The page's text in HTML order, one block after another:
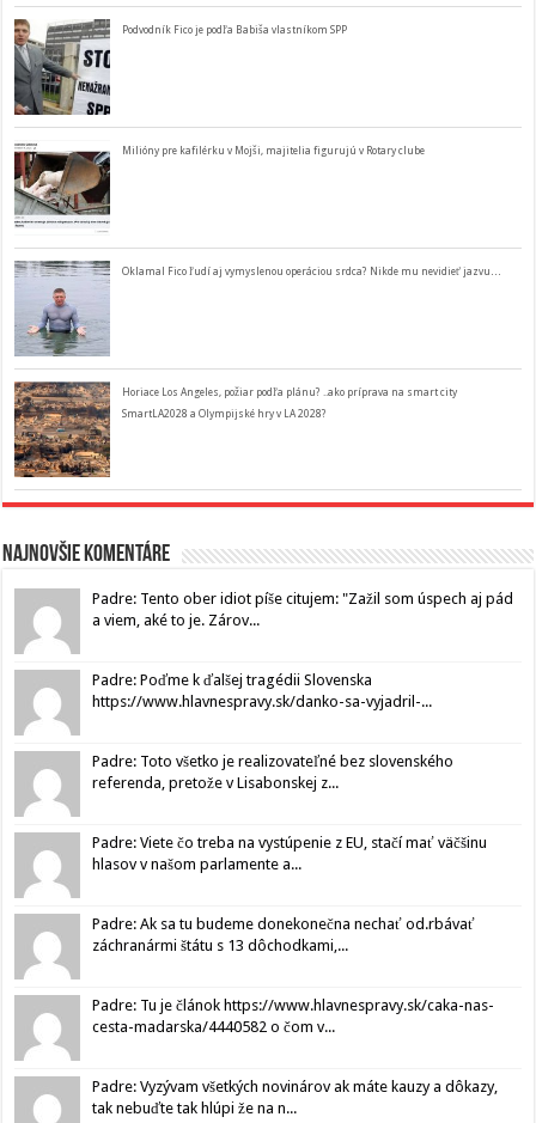
Podvodník Fico je podľa Babiša vlastníkom SPP
Milióny pre kafilérku v Mojši, majitelia figurujú v Rotary clube
Oklamal Fico ľudí aj vymyslenou operáciou srdca? Nikde mu nevidieť jazvu…
Horiace Los Angeles, požiar podľa plánu? ..ako príprava na smart city
SmartLA2028 a Olympijské hry v LA 2028?
Najnovšie komentáre
Padre: Tento ober idiot píše citujem: "Zažil som úspech aj pád
a viem, aké to je. Zárov...
Padre: Poďme k ďalšej tragédii Slovenska
https://www.hlavnespravy.sk/danko-sa-vyjadril-...
Padre: Toto všetko je realizovateľné bez slovenského
referenda, pretože v Lisabonskej z...
Padre: Viete čo treba na vystúpenie z EU, stačí mať väčšinu
hlasov v našom parlamente a...
Padre: Ak sa tu budeme donekonečna nechať od.rbávať
záchranármi štátu s 13 dôchodkami,...
Padre: Tu je článok https://www.hlavnespravy.sk/caka-nas-
cesta-madarska/4440582 o čom v...
Padre: Vyzývam všetkých novinárov ak máte kauzy a dôkazy,
tak nebuďte tak hlúpi že na n...